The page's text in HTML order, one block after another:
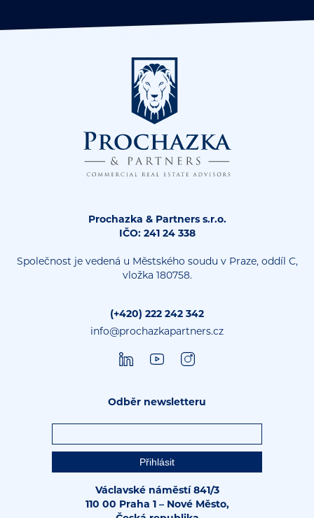
Prochazka & Partners s.r.o.
IČO: 241 24 338
Společnost je vedená u Městského soudu v Praze, oddíl C,
vložka 180758.
(+420) 222 242 342
info@prochazkapartners.cz
Odběr newsletteru
Václavské náměstí 841/3
110 00 Praha 1 – Nové Město,